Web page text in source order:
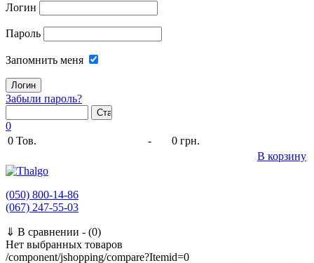
Логин
Пароль
Запомнить меня
Забыли пароль?
0
0 Тов. -
0 грн.
В корзину
(050) 800-14-86
(067) 247-55-03
⇓ В сравнении - (0)
Нет выбранных товаров
/component/jshopping/compare?Itemid=0